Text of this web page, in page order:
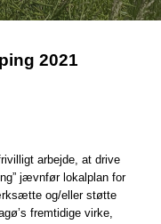
2021
arbejde, at drive
jævnfør lokalplan for
og/eller støtte
fremtidige virke,